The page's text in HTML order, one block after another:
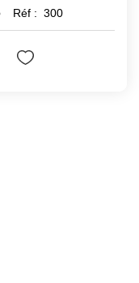
Réf : 300